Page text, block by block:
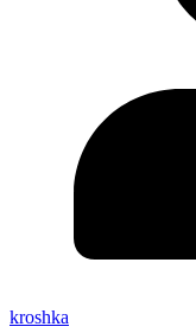
kroshka